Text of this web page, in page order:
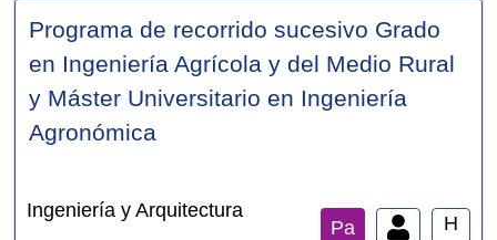
Programa de recorrido sucesivo Grado
en Ingeniería Agrícola y del Medio Rural
y Máster Universitario en Ingeniería
Agronómica
Ingeniería y Arquitectura
Pa
H